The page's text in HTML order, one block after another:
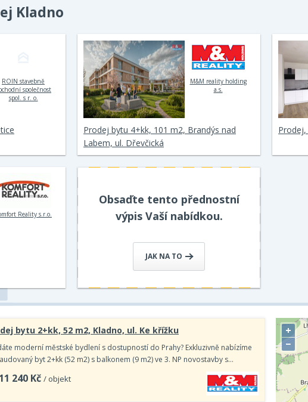
Kladno
ROIN stavebně
společnost
spol. s r. o.
M&M reality holding
a.s.
Prodej bytu 4+kk, 101 m2, Brandýs nad
Labem, ul. Dřevčická
Reality s.r.o.
Obsaďte tento přednostní
výpis Vaší nabídkou.
JAK NA TO
bytu 2+kk, 52 m2, Kladno, ul. Ke křížku
moderní městské bydlení s dostupností do Prahy? Exkluzivně nabízíme
byt 2+kk (52 m2) s balkonem (9 m2) ve 3. NP novostavby s…
240 Kč / objekt
+
−